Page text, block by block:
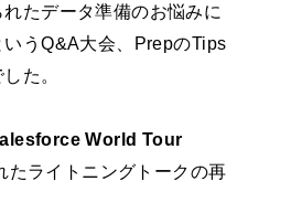
たデータ準備のお悩みに
うQ&A大会、PrepのTips
た。
World Tour
たライトニングトークの再